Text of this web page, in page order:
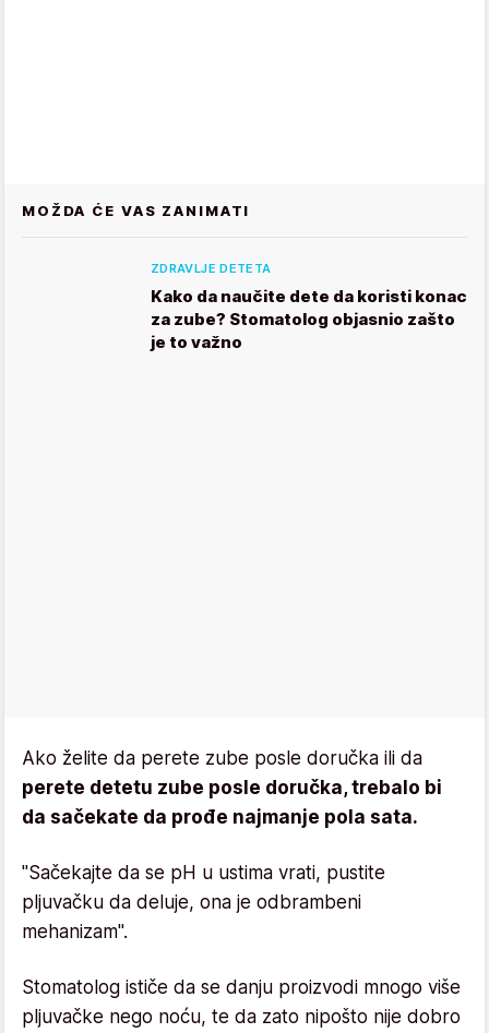
MOŽDA ĆE VAS ZANIMATI
ZDRAVLJE DETETA
Kako da naučite dete da koristi konac
za zube? Stomatolog objasnio zašto
je to važno
Ako želite da perete zube posle doručka ili da
perete detetu zube posle doručka, trebalo bi
da sačekate da prođe najmanje pola sata.
"Sačekajte da se pH u ustima vrati, pustite
pljuvačku da deluje, ona je odbrambeni
mehanizam".
Stomatolog ističe da se danju proizvodi mnogo više
pljuvačke nego noću, te da zato nipošto nije dobro